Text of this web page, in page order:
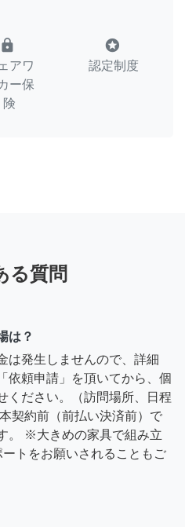
lock
アワ
ー保
険
stars
認定制度
る質問
は？
は発生しませんので、詳細
依頼申請」を頂いてから、個
ください。（訪問場所、日程
契約前（前払い決済前）で
。 ※大きめの家具で組み立
トをお願いされることもご